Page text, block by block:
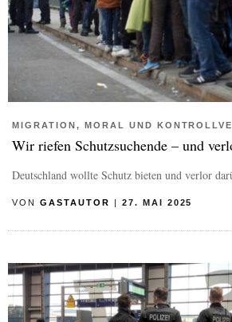
MIGRATION, MORAL UND
Wir riefen Schutzsuchende – und
Deutschland wollte Schutz bieten und verlor
VON GASTAUTOR 27. MAI 2025